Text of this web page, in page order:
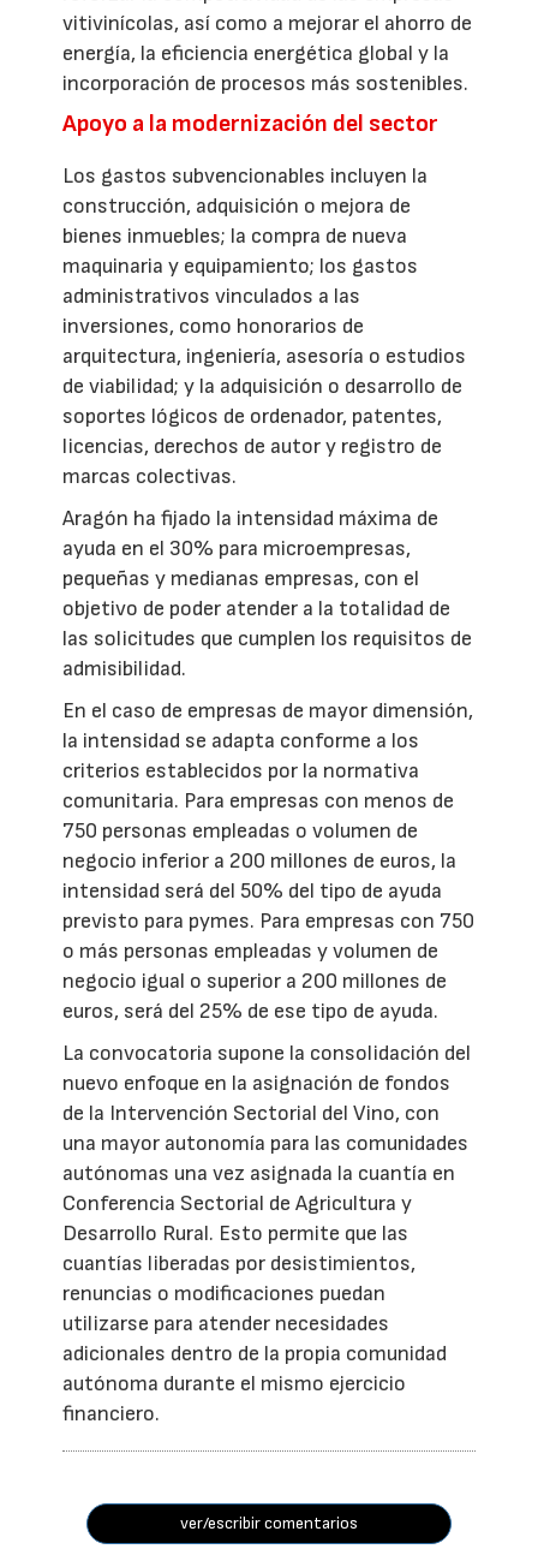
vitivinícolas, así como a mejorar el ahorro de
energía, la eficiencia energética global y la
incorporación de procesos más sostenibles.
Apoyo a la modernización del sector
Los gastos subvencionables incluyen la
construcción, adquisición o mejora de
bienes inmuebles; la compra de nueva
maquinaria y equipamiento; los gastos
administrativos vinculados a las
inversiones, como honorarios de
arquitectura, ingeniería, asesoría o estudios
de viabilidad; y la adquisición o desarrollo de
soportes lógicos de ordenador, patentes,
licencias, derechos de autor y registro de
marcas colectivas.
Aragón ha fijado la intensidad máxima de
ayuda en el 30% para microempresas,
pequeñas y medianas empresas, con el
objetivo de poder atender a la totalidad de
las solicitudes que cumplen los requisitos de
admisibilidad.
En el caso de empresas de mayor dimensión,
la intensidad se adapta conforme a los
criterios establecidos por la normativa
comunitaria. Para empresas con menos de
750 personas empleadas o volumen de
negocio inferior a 200 millones de euros, la
intensidad será del 50% del tipo de ayuda
previsto para pymes. Para empresas con 750
o más personas empleadas y volumen de
negocio igual o superior a 200 millones de
euros, será del 25% de ese tipo de ayuda.
La convocatoria supone la consolidación del
nuevo enfoque en la asignación de fondos
de la Intervención Sectorial del Vino, con
una mayor autonomía para las comunidades
autónomas una vez asignada la cuantía en
Conferencia Sectorial de Agricultura y
Desarrollo Rural. Esto permite que las
cuantías liberadas por desistimientos,
renuncias o modificaciones puedan
utilizarse para atender necesidades
adicionales dentro de la propia comunidad
autónoma durante el mismo ejercicio
financiero.
ver/escribir comentarios